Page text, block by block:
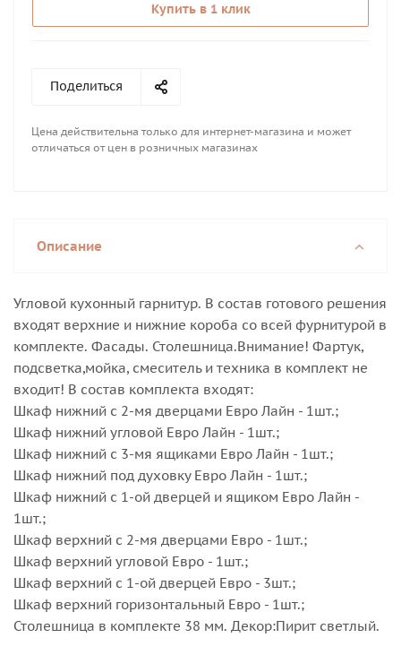
Купить в 1 клик
Поделиться
Цена действительна только для интернет-магазина и может
отличаться от цен в розничных магазинах
Описание
Угловой кухонный гарнитур. В состав готового решения
входят верхние и нижние короба со всей фурнитурой в
комплекте. Фасады. Столешница.Внимание! Фартук,
подсветка,мойка, смеситель и техника в комплект не
входит! В состав комплекта входят:
Шкаф нижний с 2-мя дверцами Евро Лайн - 1шт.;
Шкаф нижний угловой Евро Лайн - 1шт.;
Шкаф нижний с 3-мя ящиками Евро Лайн - 1шт.;
Шкаф нижний под духовку Евро Лайн - 1шт.;
Шкаф нижний с 1-ой дверцей и ящиком Евро Лайн -
1шт.;
Шкаф верхний с 2-мя дверцами Евро - 1шт.;
Шкаф верхний угловой Евро - 1шт.;
Шкаф верхний с 1-ой дверцей Евро - 3шт.;
Шкаф верхний горизонтальный Евро - 1шт.;
Столешница в комплекте 38 мм. Декор:Пирит светлый.